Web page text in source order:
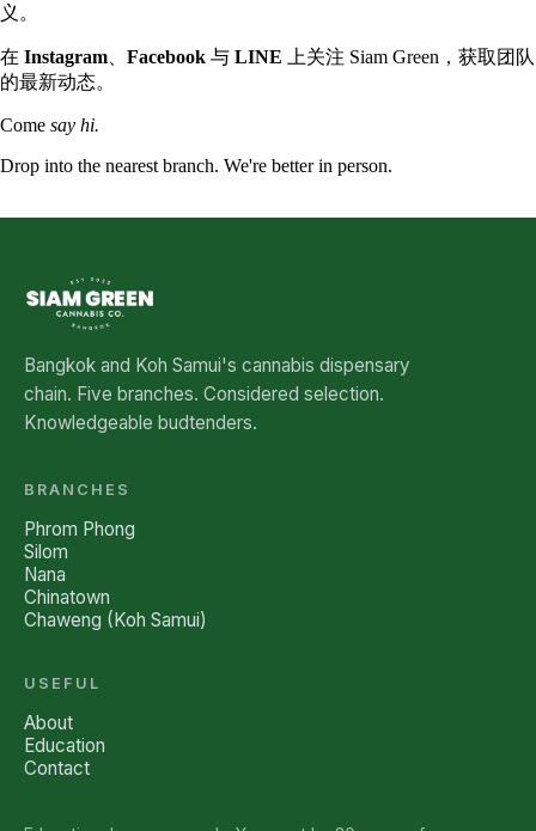
义。
在 Instagram Facebook 与 LINE 上关注 Siam Green，获取团队
的最新动态。
Come say hi.
Drop into the nearest branch. We're better in person.
Bangkok and Koh Samui's cannabis dispensary
chain. Five branches. Considered selection.
Knowledgeable budtenders.
BRANCHES
Phrom Phong
Silom
Nana
Chinatown
Chaweng (Koh Samui)
USEFUL
About
Education
Contact